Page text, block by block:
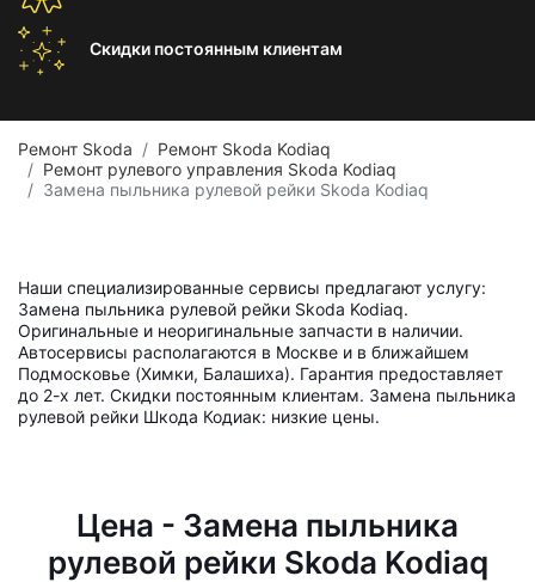
Скидки постоянным клиентам
Ремонт Skoda
Ремонт Skoda Kodiaq
Ремонт рулевого управления Skoda Kodiaq
Замена пыльника рулевой рейки Skoda Kodiaq
Наши специализированные сервисы предлагают услугу:
Замена пыльника рулевой рейки Skoda Kodiaq.
Оригинальные и неоригинальные запчасти в наличии.
Автосервисы располагаются в Москве и в ближайшем
Подмосковье (Химки, Балашиха). Гарантия предоставляет
до 2-х лет. Скидки постоянным клиентам. Замена пыльника
рулевой рейки Шкода Кодиак: низкие цены.
Цена - Замена пыльника
рулевой рейки Skoda Kodiaq